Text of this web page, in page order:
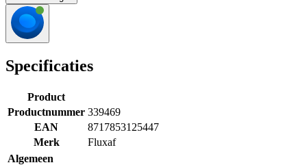
Specificaties
Product
Productnummer 339469
EAN
8717853125447
Merk
Fluxaf
Algemeen